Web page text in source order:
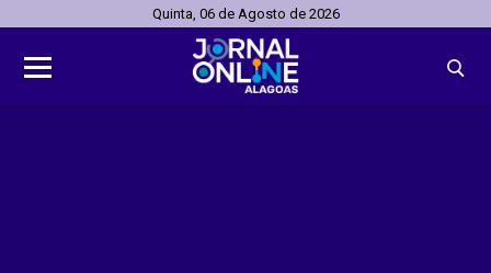
Quinta, 06 de Agosto de 2026